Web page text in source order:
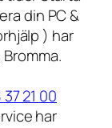
din PC &
) har
21 00
har